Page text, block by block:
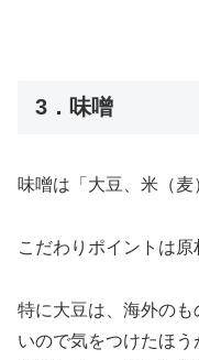
3．味噌
味噌は「大豆、米（麦
こだわりポイントは原
特に大豆は、海外の
いので気をつけたほ